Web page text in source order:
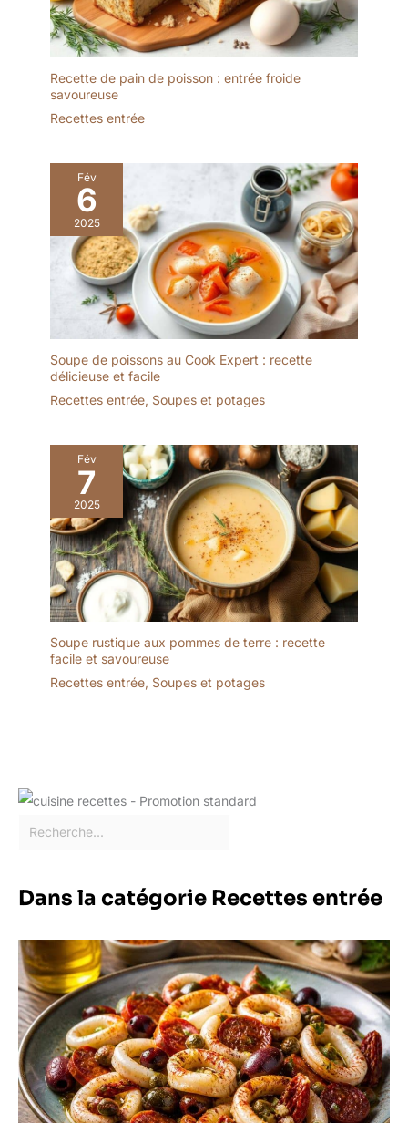
Recette de pain de poisson : entrée froide
savoureuse
Recettes entrée
Fév
6
2025
Soupe de poissons au Cook Expert : recette
délicieuse et facile
Recettes entrée, Soupes et potages
Fév
7
2025
Soupe rustique aux pommes de terre : recette
facile et savoureuse
Recettes entrée, Soupes et potages
Dans la catégorie Recettes entrée